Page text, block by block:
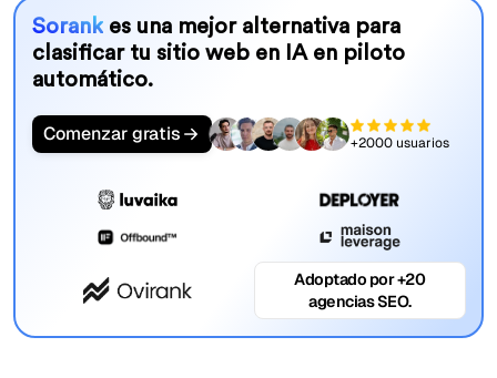
Sorankes una mejor alternativa para
clasificar tu sitio web en IA en piloto
automático.
Comenzar gratis +2000 usuarios
Adoptado por +20
agencias SEO.